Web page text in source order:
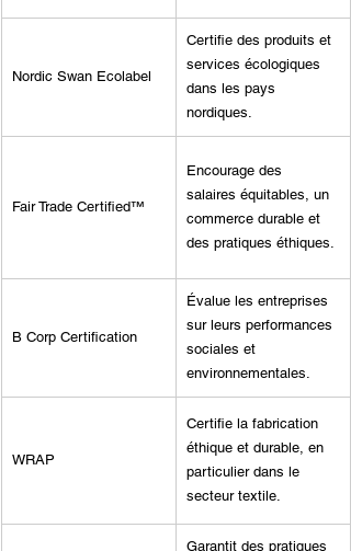
Nordic Swan Ecolabel
Certifie des produits et
services écologiques
dans les pays
nordiques.
Fair Trade Certified™
Encourage des
salaires équitables, un
commerce durable et
des pratiques éthiques.
B Corp Certification
Évalue les entreprises
sur leurs performances
sociales et
environnementales.
WRAP
Certifie la fabrication
éthique et durable, en
particulier dans le
secteur textile.
Garantit des pratiques